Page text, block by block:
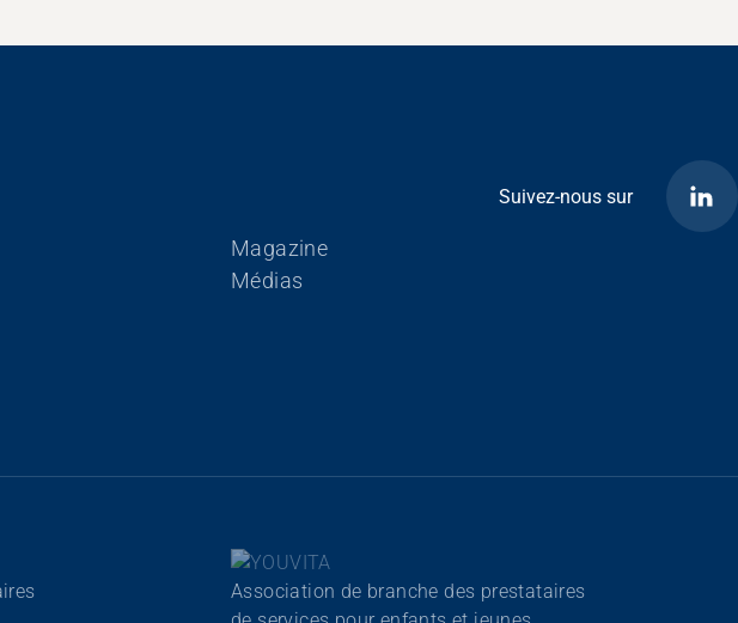
Suivez-nous sur
Aller au contenu
Magazine
Médias
Association de branche des prestataires